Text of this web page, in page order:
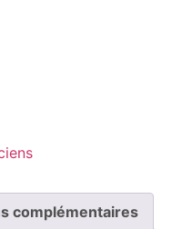
complémentaires